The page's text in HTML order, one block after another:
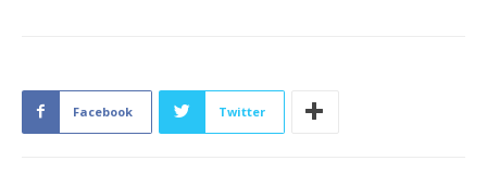
Facebook Twitter